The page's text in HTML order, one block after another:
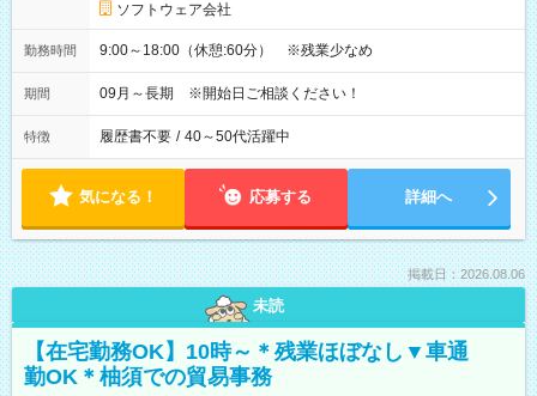
ソフトウェア会社
勤務時間 9:00～18:00（休憩:60分） ※残業少なめ
期間 09月～長期 ※開始日ご相談ください！
特徴 履歴書不要 / 40～50代活躍中
気になる！ 応募する 詳細へ
掲載日：2026.08.06
未読
【在宅勤務OK】10時～＊残業ほぼなし▼車通
勤OK＊柚須での貿易事務